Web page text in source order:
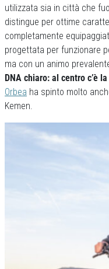
utilizzata sia in città che
distingue per ottime
completamente
progettata per funzionare
ma con un animo
DNA chiaro: al centro c’è
Orbea ha spinto molto
Kemen.